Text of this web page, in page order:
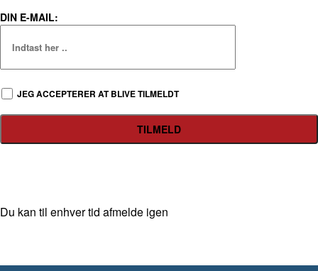
DIN E-MAIL:
JEG ACCEPTERER AT BLIVE TILMELDT
Du kan til enhver tid afmelde igen